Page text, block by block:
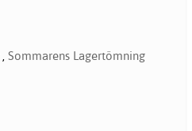
Sommarens Lagertömning